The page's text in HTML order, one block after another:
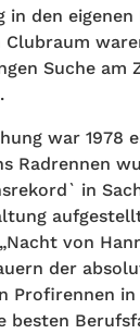
in den eigenen
Suche am
war 1978
Radrennen
in
von
der
Profirennen in
besten